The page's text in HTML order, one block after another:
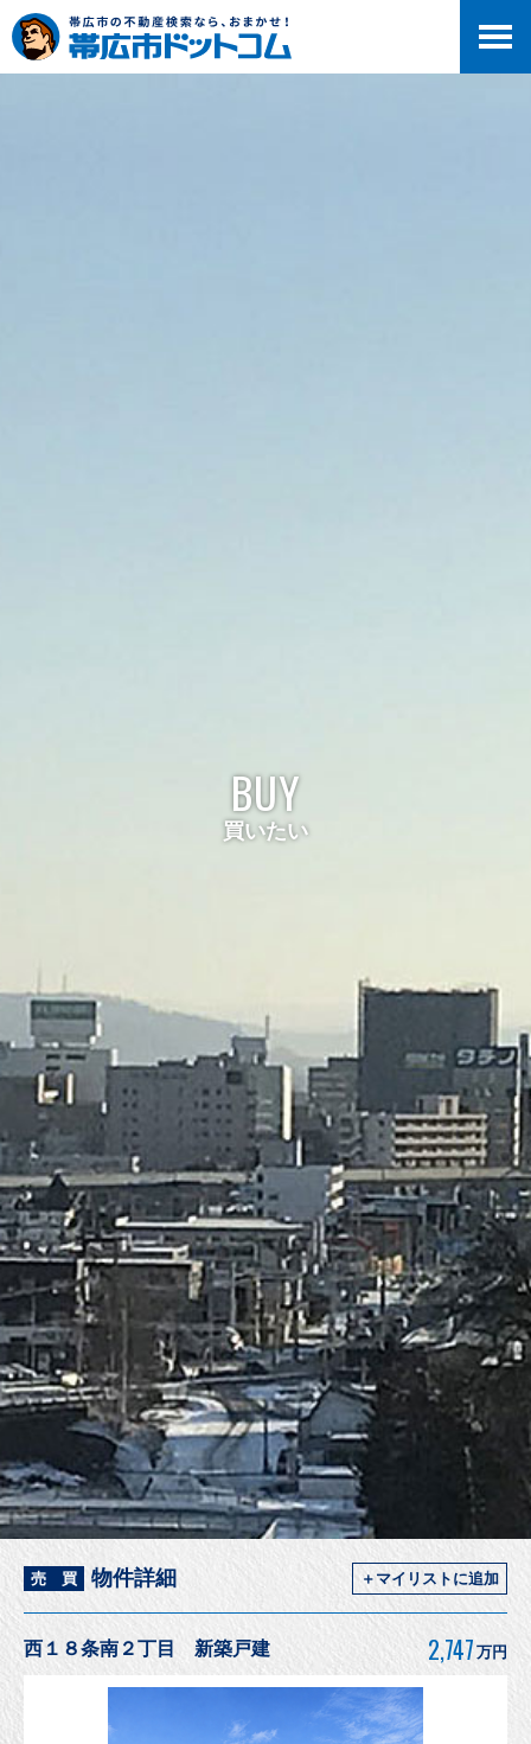
BUY
買いたい
売 買 物件詳細 ＋マイリストに追加
西１８条南２丁目 新築戸建 2,747 万円